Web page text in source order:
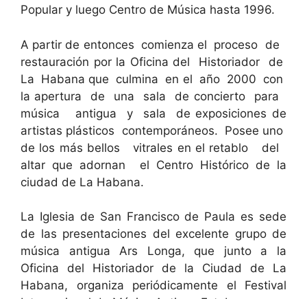
Popular y luego Centro de Música hasta 1996.
A partir de entonces comienza el proceso de
restauración por la Oficina del Historiador de
La Habana que culmina en el año 2000 con
la apertura de una sala de concierto para
música antigua y sala de exposiciones de
artistas plásticos contemporáneos. Posee uno
de los más bellos vitrales en el retablo del
altar que adornan el Centro Histórico de la
ciudad de La Habana.
La Iglesia de San Francisco de Paula es sede
de las presentaciones del excelente grupo de
música antigua Ars Longa, que junto a la
Oficina del Historiador de la Ciudad de La
Habana, organiza periódicamente el Festival